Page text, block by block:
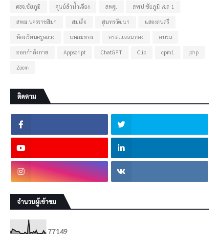
ศธจ.ชัยภูมิ ศูนย์ลำน้ำเจียง สพฐ. สพป.ชัยภูมิ เขต 1
สพม.นครราชสีมา สมเด็จ สุนทรวัฒนา แสดงดนตรี
ห้องเรียนครูหลวง แหลมทอง อบต.แหลมทอง อบรม
ออกกำลังกาย Appscript ChatGPT Clip cpm1 php
Zoom
ติดตาม
จำนวนผู้เข้าชม
77149